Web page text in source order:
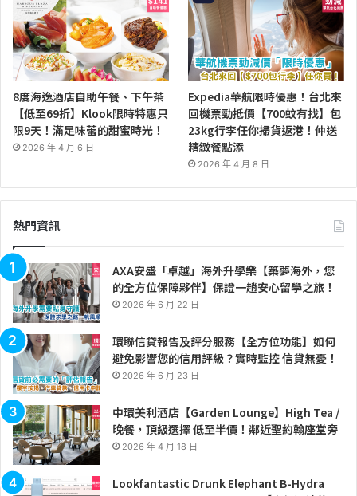
8度海逸酒店自助午餐、下午茶
【低至69折】Klook限時特惠只
限9天！滿足味蕾的甜蜜時光！
2026 年 4 月 6 日
Expedia華航限時優惠！台北來
回機票勁抵價【700蚊有找】包
23kg行李任你掃貨返港！仲送
精緻餐點添
2026 年 4 月 8 日
熱門資訊
AXA安盛「卓越」海外升學樂【築夢海外，您
的全方位保障夥伴】保證一趟安心留學之旅！
2026 年 6 月 22 日
環聯信貸報告及評分服務【全方位功能】如何
避免影響您的信用評級？實時監控 信貸無憂！
2026 年 6 月 23 日
中環美利酒店【Garden Lounge】High Tea /
晚餐，頂級選擇 低至半價！鄰近聖約翰座堂旁
2026 年 4 月 18 日
Lookfantastic Drunk Elephant B-Hydra